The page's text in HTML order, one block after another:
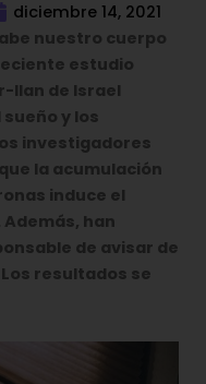
diciembre 14, 2021
nuestro cuerpo
estudio
Ilan de Israel
y los
investigadores
la acumulación
induce el
han
de avisar de
resultados se